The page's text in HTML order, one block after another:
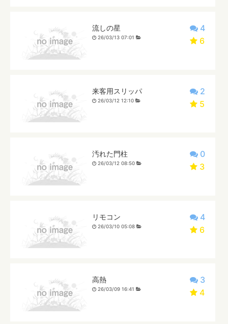
4
6
流しの星
26/03/13 07:01
2
5
来客用スリッパ
26/03/12 12:10
0
3
汚れた門柱
26/03/12 08:50
4
6
リモコン
26/03/10 05:08
3
4
高熱
26/03/09 16:41